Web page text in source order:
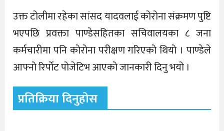
उक्त टोलीमा रहेका सांसद यादवलाई कोरोना संक्रमण पुष्टि
भएपछि प्रवक्ता पाण्डेसहितका सचिवालयका ८ जना
कर्मचारीमा पनि कोरोना परीक्षण गरिएको थियो । पाण्डेले
आफ्नो रिर्पोट पोजेटिभ आएको जानकारी दिनु भयो ।
प्रतिक्रिया दिनुहोस